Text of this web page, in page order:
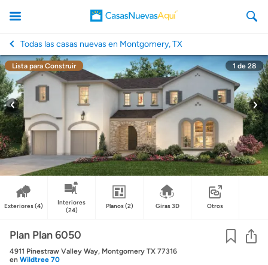
CasasNuevasAqui
Todas las casas nuevas en Montgomery, TX
Lista para Construir 1 de 28
Exteriores(4)
Interiores
(24)
Planos(2) Giras 3D Otros
Plan Plan 6050
4911 Pinestraw Valley Way, Montgomery TX 77316
en Wildtree 70